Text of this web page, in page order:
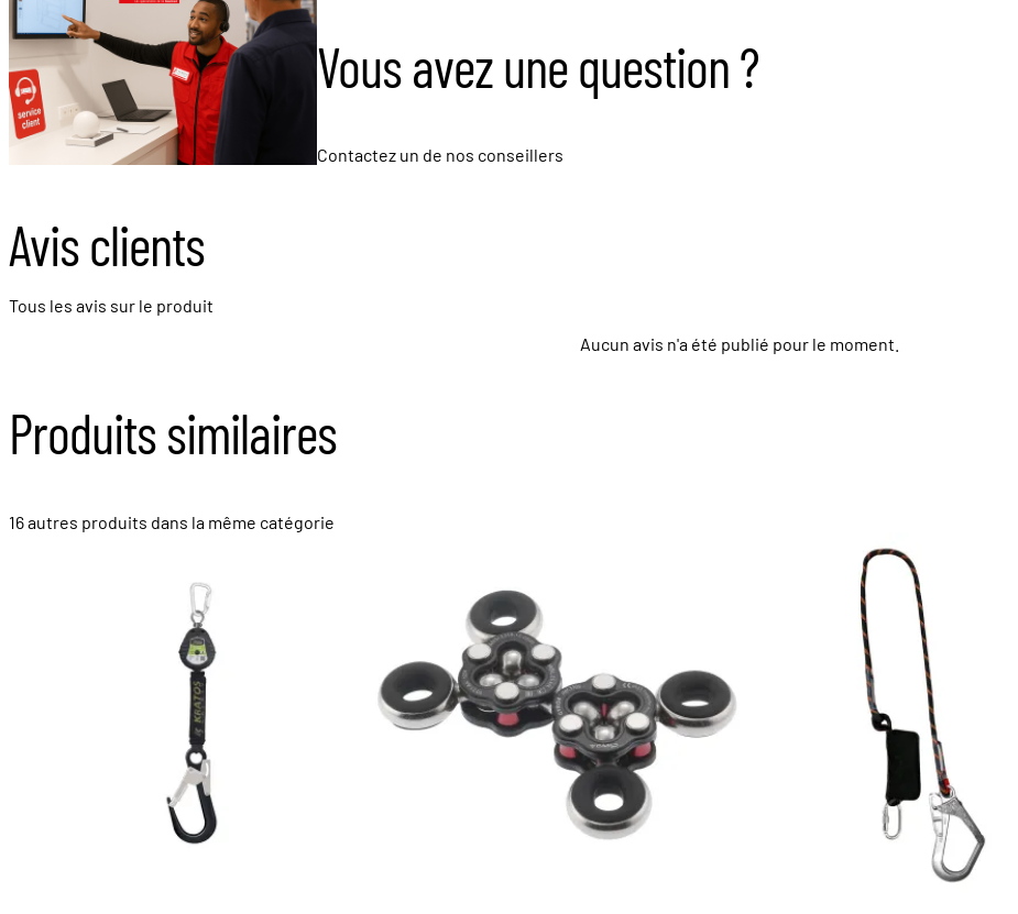
Vous avez une question ?
Contactez un de nos conseillers
Avis clients
Tous les avis sur le produit
Aucun avis n'a été publié pour le moment.
Produits similaires
16 autres produits dans la même catégorie